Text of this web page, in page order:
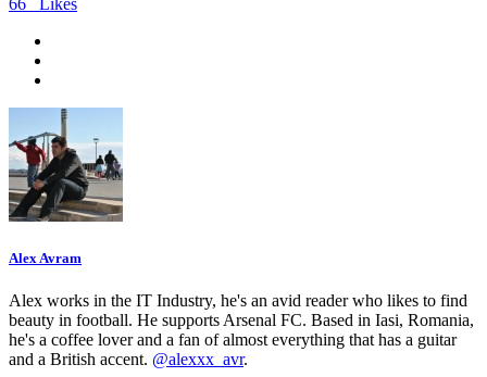
Alex Avram
Alex works in the IT Industry, he's an avid reader who likes to find
beauty in football. He supports Arsenal FC. Based in Iasi, Romania,
he's a coffee lover and a fan of almost everything that has a guitar
and a British accent. @alexxx_avr.